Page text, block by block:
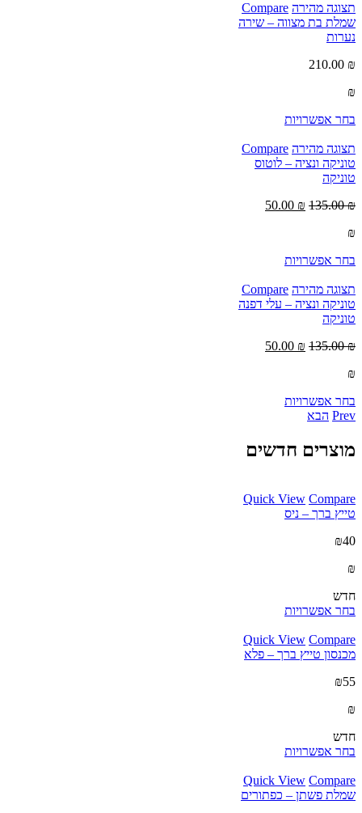
תצוגה מהירה Compare
שמלת בת מצווה – שירה
נערות
210.00 ₪
₪
בחר אפשרויות
תצוגה מהירה Compare
טוניקה ונציה – לוטוס
טוניקה
135.00₪
50.00 ₪
₪
בחר אפשרויות
תצוגה מהירה Compare
טוניקה ונציה – עלי דפנה
טוניקה
135.00₪
50.00 ₪
₪
בחר אפשרויות
Prev הבא
מוצרים חדשים
Quick View Compare
טייץ ברך – ניס
₪40
₪
חדש
בחר אפשרויות
Quick View Compare
מכנסון טייץ ברך – פלא
₪55
₪
חדש
בחר אפשרויות
Quick View Compare
שמלת פשתן – כפתורים